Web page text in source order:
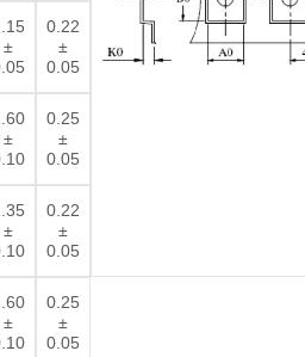
±
0.22
±
0.05
±
0.25
±
0.05
±
0.22
±
0.05
±
0.25
±
0.05